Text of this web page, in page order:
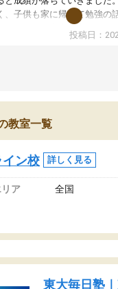
、子供も家に帰って勉強の
示します。東大先生にお願
な計画を先生が立ててくれ
投稿日：
教室一覧
ン校 詳しく見る
ア 全国
東大毎日塾